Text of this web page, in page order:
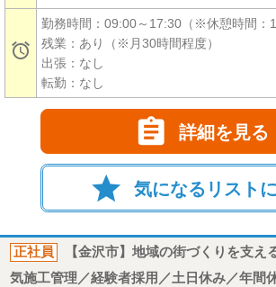

勤務時間：09:00～17:30（※休憩時間：
残業：あり（※月30時間程度）
出張：なし
転勤：なし
 詳細を見る
star 気になるリスト
正社員
【金沢市】地域の街づくりを支え
気施工管理／経験者採用／土日休み／年間